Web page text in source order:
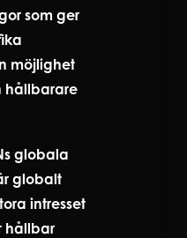
som ger
möjlighet
hållbarare
globala
globalt
intresset
hållbar